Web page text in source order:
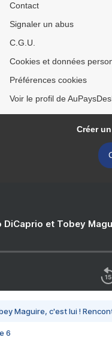
Contact
Signaler un abus
C.G.U.
Cookies et données
Préférences cookies
Voir le profil de
Créer
DiCaprio et Tobey
Maguire, c'est lui !
6